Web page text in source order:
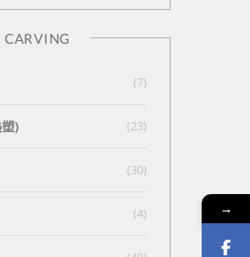
CARVING
(7)
) (23)
(30)
(4) →